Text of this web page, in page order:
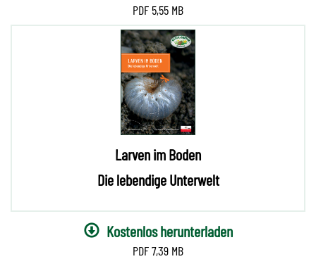
5,55 MB
Larven im Boden
Die lebendige Unterwelt
Kostenlos herunterladen
7,39 MB